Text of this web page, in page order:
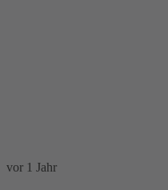
vor 1 Jahr